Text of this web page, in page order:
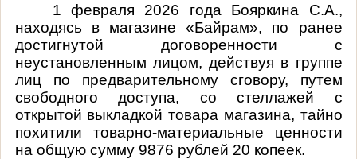
1 февраля 2026 года Бояркина С.А.,
находясь в магазине «Байрам», по ранее
достигнутой договоренности с
неустановленным лицом, действуя в группе
лиц по предварительному сговору, путем
свободного доступа, со стеллажей с
открытой выкладкой товара магазина, тайно
похитили товарно-материальные ценности
на общую сумму 9876 рублей 20 копеек.